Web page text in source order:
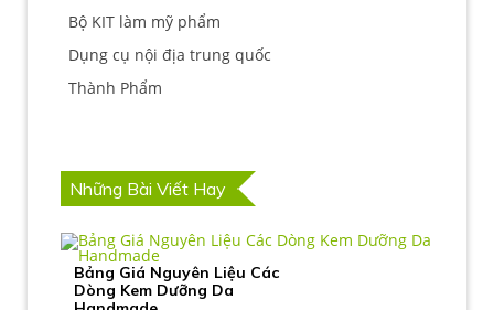
Bộ KIT làm mỹ phẩm
Dụng cụ nội địa trung quốc
Thành Phẩm
Những Bài Viết Hay
Bảng Giá Nguyên Liệu Các
Dòng Kem Dưỡng Da